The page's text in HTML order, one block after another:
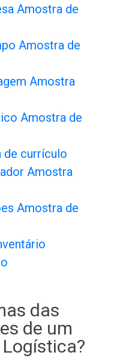
Amostra de
Amostra de
Amostra
Amostra de
de currículo
Amostra
Amostra de
das
de um